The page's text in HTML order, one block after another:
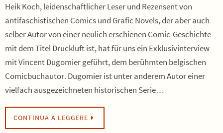
Heik Koch, leidenschaftlicher Leser und Rezensent von
antifaschistischen Comics und Grafic Novels, der aber auch
selber Autor von einer neulich erschienen Comic-Geschichte
mit dem Titel Druckluft ist, hat für uns ein Exklusivinterview
mit Vincent Dugomier geführt, dem berühmten belgischen
Comicbuchautor. Dugomier ist unter anderem Autor einer
vielfach ausgezeichneten historischen Serie…
CONTINUA A LEGGERE